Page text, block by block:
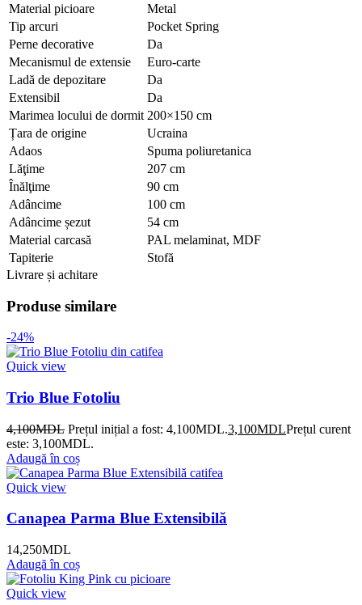
Material picioare
Metal
Tip arcuri
Pocket Spring
Perne decorative
Da
Mecanismul de extensie
Euro-carte
Ladă de depozitare
Da
Extensibil
Da
Marimea locului de dormit 200×150 cm
Țara de origine
Ucraina
Adaos
Spuma poliuretanica
Lăţime
207 cm
Înălţime
90 cm
Adâncime
100 cm
Adâncime șezut
54 cm
Material carcasă
PAL melaminat, MDF
Tapiterie
Stofă
Livrare și achitare
Produse similare
-24%
Quick view
Trio Blue Fotoliu
4,100MDL Prețul inițial a fost: 4,100MDL.3,100MDLPrețul curent
este: 3,100MDL.
Adaugă în coș
Quick view
Canapea Parma Blue Extensibilă
14,250MDL
Adaugă în coș
Quick view